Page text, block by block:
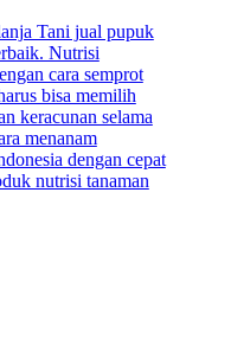
Tani jual pupuk
Nutrisi
cara semprot
bisa memilih
keracunan selama
menanam
dengan cepat
nutrisi tanaman